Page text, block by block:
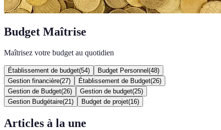
Budget Maîtrise
Maîtrisez votre budget au quotidien
Établissement de budget(54) Budget Personnel (48)
Gestion financière(27) Établissement de Budget(26)
Gestion de Budget(26) Gestion de budget(25)
Gestion Budgétaire(21 ) Budget de projet(16)
Articles à la une